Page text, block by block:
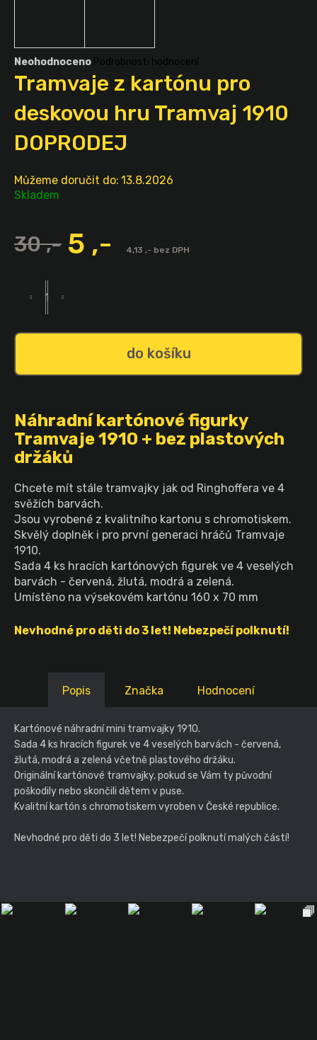
Průměrné
hodnocení
produktu
0,0
Neohodnoceno Podrobnosti hodnocení
Tramvaje z kartónu pro
deskovou hru Tramvaj 1910
DOPRODEJ
Náhradní kartónové figurky
Tramvaje 1910 + bez plastových
držáků
Chcete mít stále tramvajky jak od Ringhoffera ve 4
svěžích barvách.
Jsou vyrobené z kvalitního kartonu s chromotiskem.
Skvělý doplněk i pro první generaci hráčů Tramvaje
1910.
Sada 4 ks hracích kartónových figurek ve 4 veselých
barvách - červená, žlutá, modrá a zelená.
Umístěno na výsekovém kartónu 160 x 70 mm
Nevhodné pro děti do 3 let! Nebezpečí polknutí!
Můžeme doručit do: 13.8.2026
Skladem
30 ,- 5 ,- 4,13 ,- bez DPH
do košíku
Popis Hodnocení
Značka
Kartónové náhradní mini tramvajky 1910.
Sada 4 ks hracích figurek ve 4 veselých barvách - červená,
žlutá, modrá a zelená včetně plastového držáku.
Originální kartónové tramvajky, pokud se Vám ty původní
poškodily nebo skončili dětem v puse.
Kvalitní kartón s chromotiskem vyroben v České republice.
Nevhodné pro děti do 3 let! Nebezpečí polknutí malých částí!
í
t
?